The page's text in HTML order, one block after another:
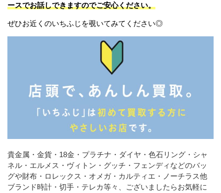
ースでお話しできますのでご安心ください。
ぜひお近くのいちふじを覗いてみてください◎
貴金属・金貨・18金・プラチナ・ダイヤ・色石リング・シャ
ネル・エルメス・ヴィトン・グッチ・フェンディなどのバッ
グや財布・ロレックス・オメガ・カルティエ・ノーチラス他
ブランド時計・切手・テレカ等々、ございましたらお気軽に